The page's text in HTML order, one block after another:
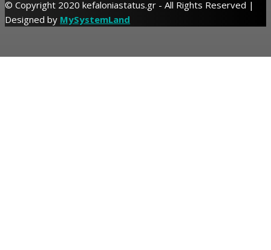
© Copyright 2020 kefaloniastatus.gr - All Rights Reserved |
Designed by MySystemLand